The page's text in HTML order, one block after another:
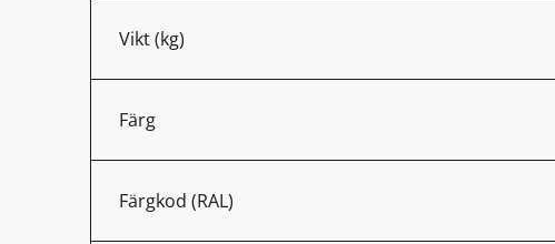
Vikt (kg)
Färg
Färgkod (RAL)